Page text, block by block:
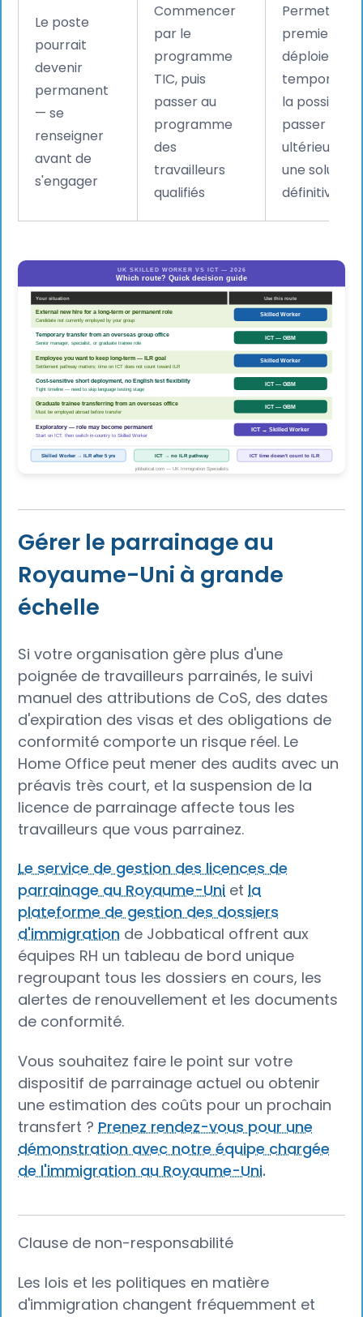
Le poste
pourrait
devenir
permanent
— se
renseigner
avant de
s'engager
Commencer
par le
programme
TIC, puis
passer au
programme
des
travailleurs
qualifiés
Permet
premier
temporaire,
la
passer
une solution
définitive.
Gérer le parrainage au
Royaume-Uni à grande
échelle
Si votre organisation gère plus d'une
poignée de travailleurs parrainés, le suivi
manuel des attributions de CoS, des dates
d'expiration des visas et des obligations de
conformité comporte un risque réel. Le
Home Office peut mener des audits avec un
préavis très court, et la suspension de la
licence de parrainage affecte tous les
travailleurs que vous parrainez.
Le service de gestion des licences de
parrainage au Royaume-Uni etla
plateforme de gestion des dossiers
d'immigration de Jobbatical offrent aux
équipes RH un tableau de bord unique
regroupant tous les dossiers en cours, les
alertes de renouvellement et les documents
de conformité.
Vous souhaitez faire le point sur votre
dispositif de parrainage actuel ou obtenir
une estimation des coûts pour un prochain
transfert ? Prenez rendez-vous pour une
démonstration avec notre équipe chargée
de l'immigration au Royaume-Uni.
Clause de non-responsabilité
Les lois et les politiques en matière
d'immigration changent fréquemment et